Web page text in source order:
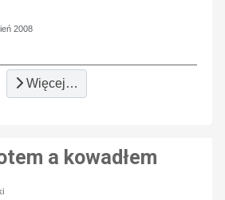
2008
Więcej…
a kowadłem